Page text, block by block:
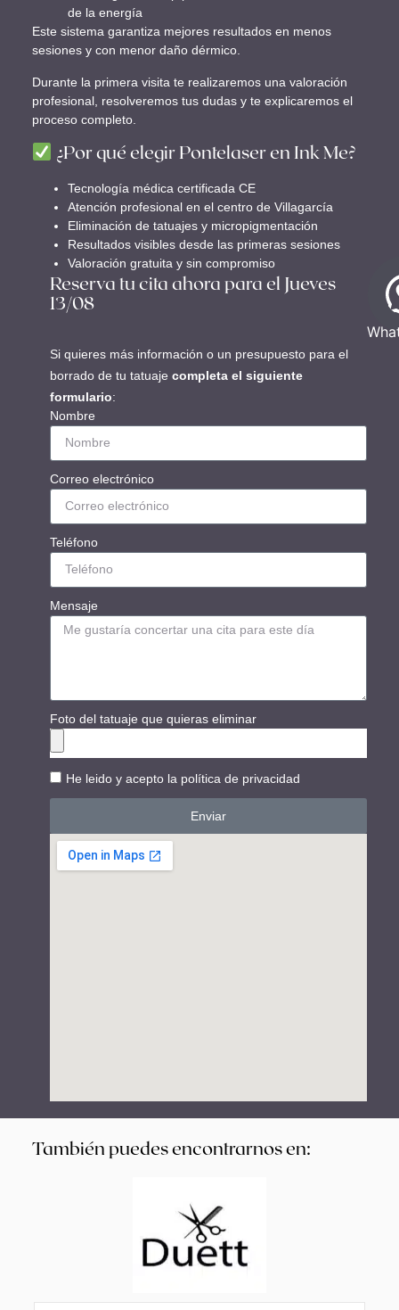
de la energía
Este sistema garantiza mejores resultados en menos
sesiones y con menor daño dérmico.
Durante la primera visita te realizaremos una valoración
profesional, resolveremos tus dudas y te explicaremos el
proceso completo.
¿Por qué elegir Pontelaser en Ink Me?
Tecnología médica certificada CE
Atención profesional en el centro de Villagarcía
Eliminación de tatuajes y micropigmentación
Resultados visibles desde las primeras sesiones
Valoración gratuita y sin compromiso
Reserva tu cita ahora para el Jueves
13/08
Si quieres más información o un presupuesto para el
borrado de tu tatuaje completa el siguiente
formulario:
Nombre
Correo electrónico
Teléfono
Mensaje
Foto del tatuaje que quieras eliminar
He leido y acepto la política de privacidad
Enviar
También puedes encontrarnos en: